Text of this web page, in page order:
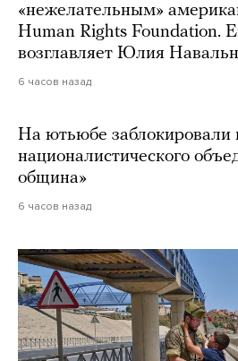
«нежелательным»
Human Rights Foundation.
возглавляет Юлия
6 часов назад
На ютьюбе заблокировали
националистического
община»
6 часов назад